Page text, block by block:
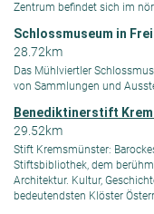
Zentrum befindet sich im
Schlossmuseum in
28.72km
Das Mühlviertler
von Sammlungen und
Benediktinerstift
29.52km
Stift Kremsmünster:
Stiftsbibliothek, dem
Architektur. Kultur,
bedeutendsten Klöster